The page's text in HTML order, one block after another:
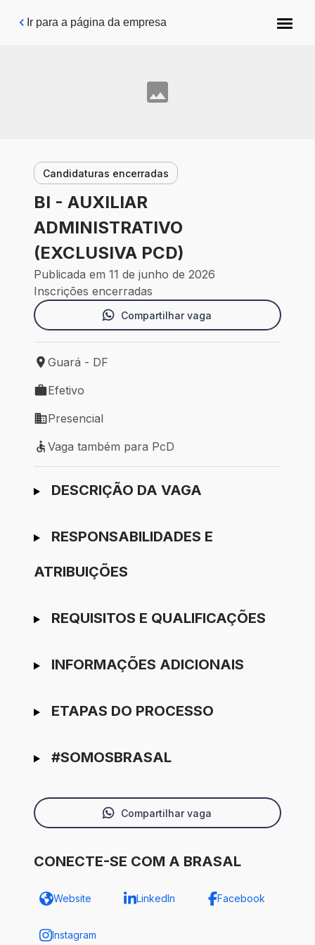
Pular para o conteúdo principal
Ir para a página da empresa
Candidaturas encerradas
BI - AUXILIAR
ADMINISTRATIVO
(EXCLUSIVA PCD)
Publicada em 11 de junho de 2026
Inscrições encerradas
Compartilhar vaga
Local de trabalho: Guará - DF
Guará - DF
Tipo de vaga: Efetivo
Efetivo
Modelo de trabalho: Presencial
Presencial
Vaga também para PcD
Vaga também para PcD
Ir para candidatura
DESCRIÇÃO DA VAGA
RESPONSABILIDADES E
ATRIBUIÇÕES
REQUISITOS E QUALIFICAÇÕES
INFORMAÇÕES ADICIONAIS
ETAPAS DO PROCESSO
#SOMOSBRASAL
Compartilhar vaga
CONECTE-SE COM A BRASAL
Website LinkedIn Facebook
Instagram